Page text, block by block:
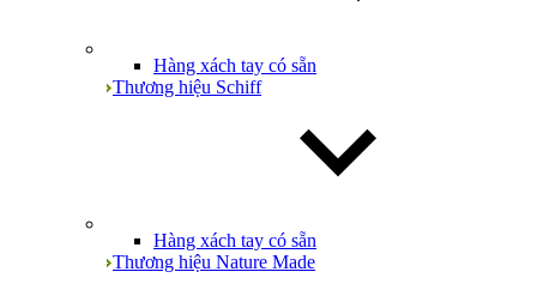
Hàng xách tay có sẵn
Thương hiệu Schiff
Hàng xách tay có sẵn
Thương hiệu Nature Made